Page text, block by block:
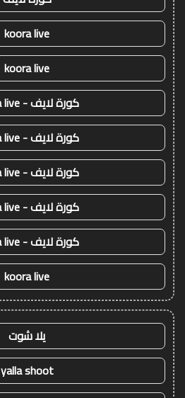
koora live
koora live
كورة لايف - koora live
كورة لايف - koora live
كورة لايف - koora live
كورة لايف - koora live
كورة لايف - koora live
koora live
يلا شوت
yalla shoot